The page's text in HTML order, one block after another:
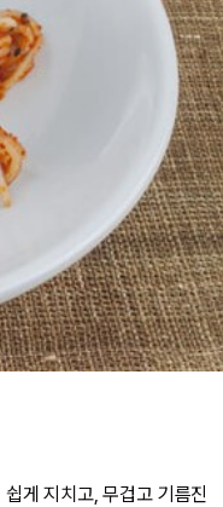
게 지치고, 무겁고 기름진